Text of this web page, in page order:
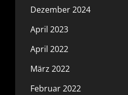
Dezember 2024
April 2023
April 2022
März 2022
Februar 2022